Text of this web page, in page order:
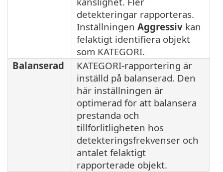
detekteringar rapporteras.
Inställningen Aggressiv kan
felaktigt identifiera objekt
som KATEGORI.
Balanserad
KATEGORI-rapportering är
inställd på balanserad. Den
här inställningen är
optimerad för att balansera
prestanda och
tillförlitligheten hos
detekteringsfrekvenser och
antalet felaktigt
rapporterade objekt.